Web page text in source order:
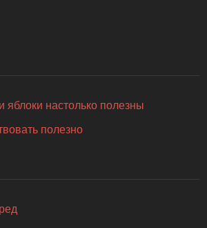
яблоки настолько полезны
полезно